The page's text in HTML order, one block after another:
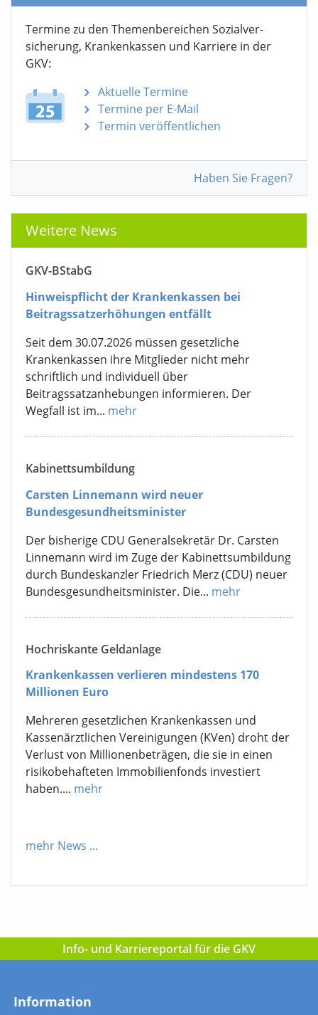
Termine zu den Themen­bereichen Sozialver­
sicherung, Krankenkassen und Karriere in der
GKV:
Aktuelle Termine
Termine per E-Mail
Termin veröffentlichen
Haben Sie Fragen?
Weitere News
GKV-BStabG
Hinweispflicht der Krankenkassen bei
Beitragssatzerhöhungen entfällt
Seit dem 30.07.2026 müssen gesetzliche
Krankenkassen ihre Mitglieder nicht mehr
schriftlich und individuell über
Beitragssatzanhebungen informieren. Der
Wegfall ist im... mehr
Kabinettsumbildung
Carsten Linnemann wird neuer
Bundesgesundheitsminister
Der bisherige CDU Generalsekretär Dr. Carsten
Linnemann wird im Zuge der Kabinettsumbildung
durch Bundeskanzler Friedrich Merz (CDU) neuer
Bundesgesundheitsminister. Die... mehr
Hochriskante Geldanlage
Krankenkassen verlieren mindestens 170
Millionen Euro
Mehreren gesetzlichen Krankenkassen und
Kassenärztlichen Vereinigungen (KVen) droht der
Verlust von Millionenbeträgen, die sie in einen
risikobehafteten Immobilienfonds investiert
haben.... mehr
mehr News ...
Info- und Karriereportal für die GKV
Information